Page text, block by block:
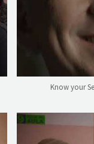
Know your